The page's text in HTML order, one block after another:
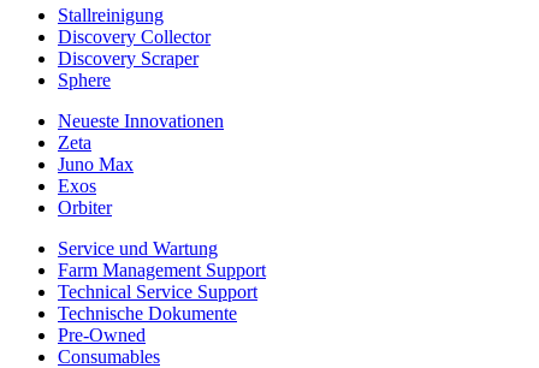
Stallreinigung
Discovery Collector
Discovery Scraper
Sphere
Neueste Innovationen
Zeta
Juno Max
Exos
Orbiter
Service und Wartung
Farm Management Support
Technical Service Support
Technische Dokumente
Pre-Owned
Consumables